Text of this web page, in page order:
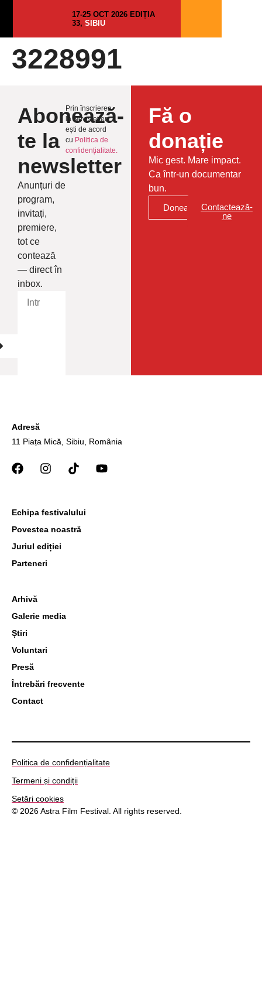
17-25 OCT 2026 EDIȚIA
33, SIBIU
3228991
Abonează-
te la
newsletter
Anunțuri de
program,
invitați,
premiere,
tot ce
contează
— direct în
inbox.
Prin înscrierea
la Newsletter
ești de acord
cu Politica de
confidențialitate.
Fă o
donație
Mic gest. Mare impact.
Ca într-un documentar
bun.
Donează
Contactează-
ne
Adresă
11 Piața Mică, Sibiu, România
Arhivă
Galerie media
Știri
Voluntari
Presă
Întrebări frecvente
Contact
Echipa festivalului
Povestea noastră
Juriul ediției
Parteneri
Politica de confidențialitate
Termeni și condiții
Setări cookies
© 2026 Astra Film Festival. All rights reserved.